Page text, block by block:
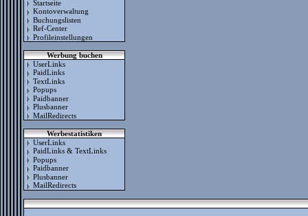
Startseite
Kontoverwaltung
Buchungslisten
Ref-Center
Profileinstellungen
Werbung buchen
UserLinks
PaidLinks
TextLinks
Popups
Paidbanner
Plusbanner
MailRedirects
Werbestatistiken
UserLinks
PaidLinks & TextLinks
Popups
Paidbanner
Plusbanner
MailRedirects